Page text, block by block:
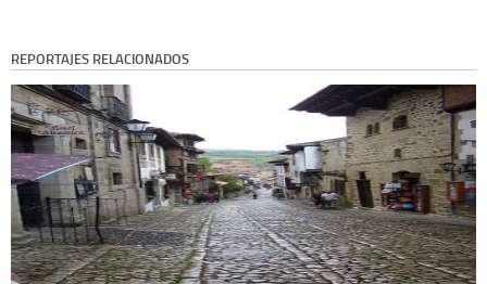
REPORTAJES RELACIONADOS